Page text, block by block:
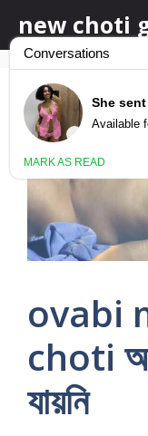
to
content
new choti
ovabi
choti
যায়নি